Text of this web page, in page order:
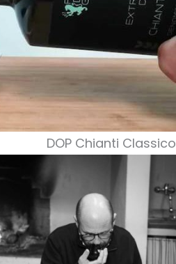
DOP Chianti Classico